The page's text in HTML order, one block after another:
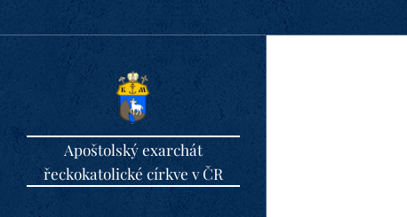
Apoštolský exarchát
řeckokatolické církve v ČR